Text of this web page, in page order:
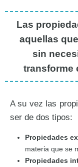
Las
aquellas
sin
transforme
A su vez las
ser de dos tipos:
Propiedades
materia que se
Propiedades